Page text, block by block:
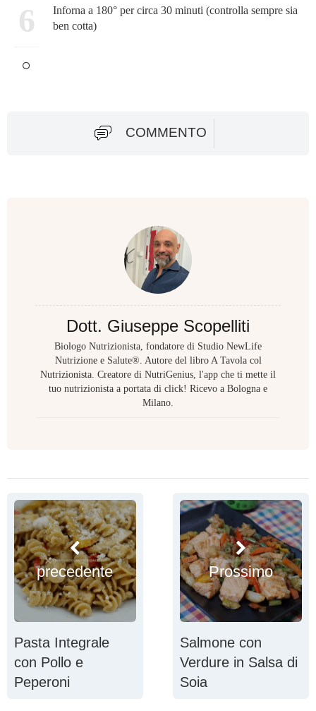
6
Inforna a 180° per circa 30 minuti (controlla sempre sia
ben cotta)
COMMENTO
Dott. Giuseppe Scopelliti
Biologo Nutrizionista, fondatore di Studio NewLife
Nutrizione e Salute®. Autore del libro A Tavola col
Nutrizionista. Creatore di NutriGenius, l'app che ti mette il
tuo nutrizionista a portata di click! Ricevo a Bologna e
Milano.
precedente
Pasta Integrale
con Pollo e
Peperoni
Prossimo
Salmone con
Verdure in Salsa di
Soia